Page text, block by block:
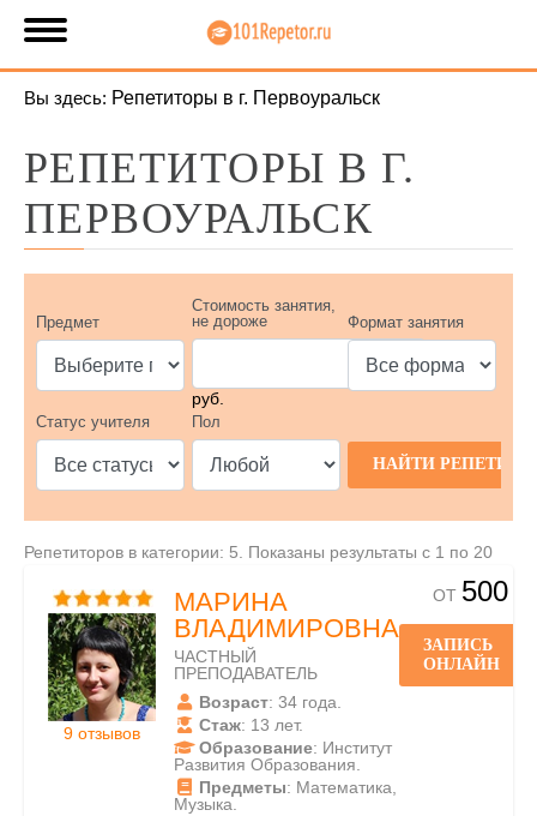
Вы здесь: Репетиторы в г. Первоуральск
РЕПЕТИТОРЫ В Г.
ПЕРВОУРАЛЬСК
Предмет
Стоимость занятия,
не дороже
руб.
Формат занятия
Статус учителя Пол
Репетиторов в категории: 5. Показаны результаты с 1 по 20
9 отзывов
МАРИНА
ВЛАДИМИРОВНА
ЧАСТНЫЙ
ПРЕПОДАВАТЕЛЬ
Возраст: 34 года.
Стаж: 13 лет.
Образование: Институт
Развития Образования.
Предметы: Математика,
Музыка.
ОТ 500
ЗАПИСЬ
ОНЛАЙН